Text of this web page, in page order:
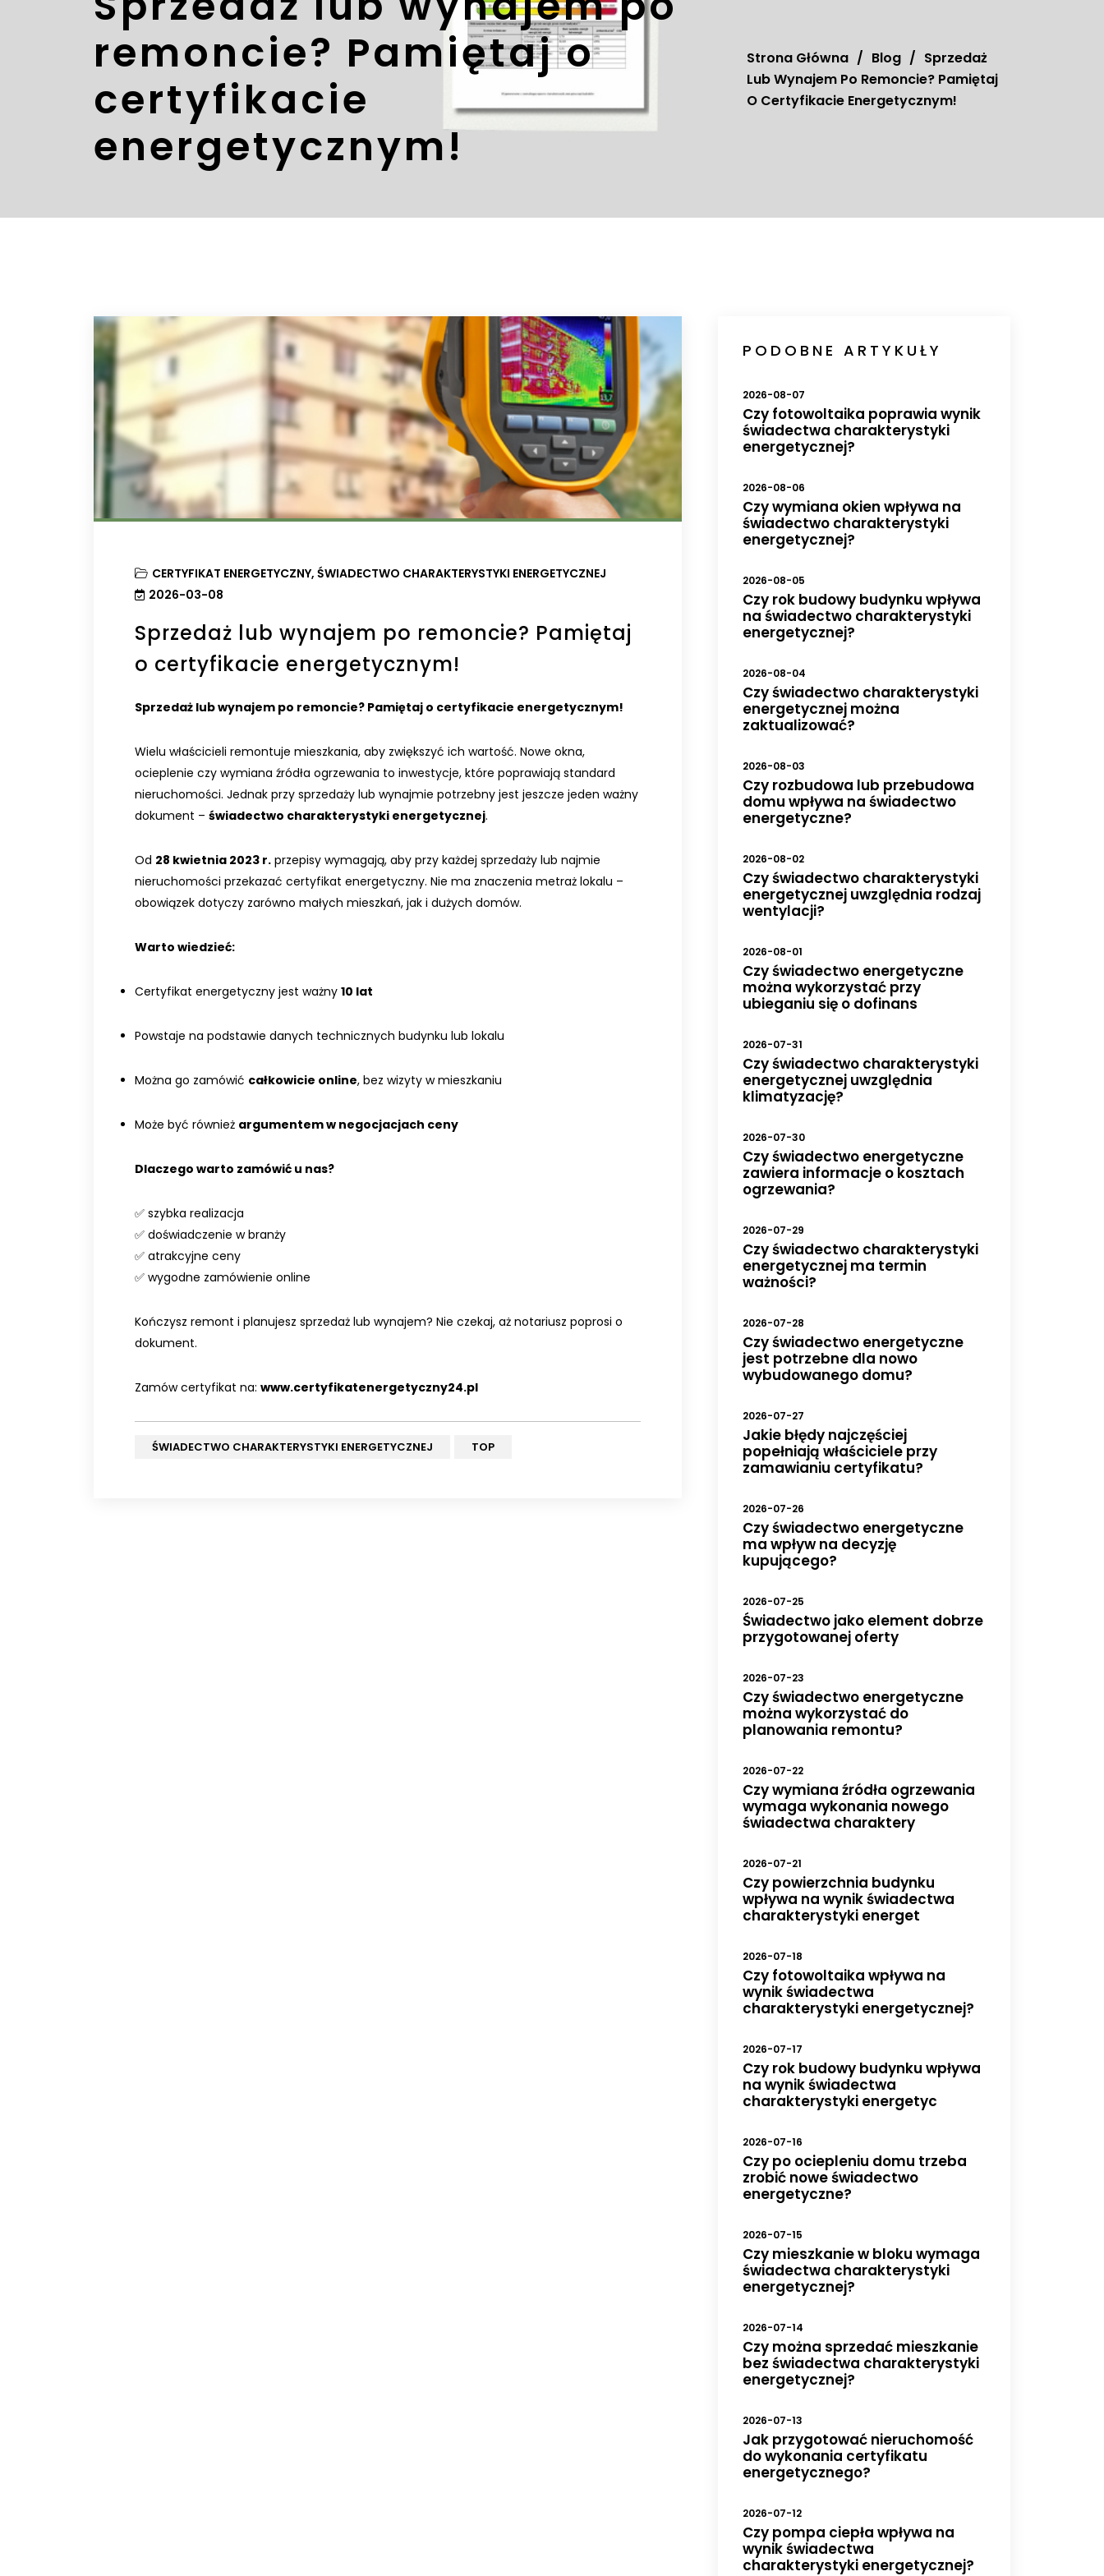
remoncie? Pamiętaj o
certyfikacie
energetycznym!
Strona Główna / Blog / Sprzedaż
Lub Wynajem Po Remoncie? Pamiętaj
O Certyfikacie Energetycznym!
CERTYFIKAT ENERGETYCZNY, ŚWIADECTWO CHARAKTERYSTYKI ENERGETYCZNEJ
2026-03-08
Sprzedaż lub wynajem po remoncie? Pamiętaj
o certyfikacie energetycznym!
Sprzedaż lub wynajem po remoncie? Pamiętaj o certyfikacie energetycznym!
Wielu właścicieli remontuje mieszkania, aby zwiększyć ich wartość. Nowe okna,
ocieplenie czy wymiana źródła ogrzewania to inwestycje, które poprawiają standard
nieruchomości. Jednak przy sprzedaży lub wynajmie potrzebny jest jeszcze jeden ważny
dokument – świadectwo charakterystyki energetycznej.
Od 28 kwietnia 2023 r. przepisy wymagają, aby przy każdej sprzedaży lub najmie
nieruchomości przekazać certyfikat energetyczny. Nie ma znaczenia metraż lokalu –
obowiązek dotyczy zarówno małych mieszkań, jak i dużych domów.
Warto wiedzieć:
Certyfikat energetyczny jest ważny 10 lat
Powstaje na podstawie danych technicznych budynku lub lokalu
Można go zamówić całkowicie online, bez wizyty w mieszkaniu
Może być również argumentem w negocjacjach ceny
Dlaczego warto zamówić u nas?
✅ szybka realizacja
✅ doświadczenie w branży
✅ atrakcyjne ceny
✅ wygodne zamówienie online
Kończysz remont i planujesz sprzedaż lub wynajem? Nie czekaj, aż notariusz poprosi o
dokument.
Zamów certyfikat na: www.certyfikatenergetyczny24.pl
ŚWIADECTWO CHARAKTERYSTYKI ENERGETYCZNEJ TOP
PODOBNE ARTYKUŁY
2026-08-07
Czy fotowoltaika poprawia wynik
świadectwa charakterystyki
energetycznej?
2026-08-06
Czy wymiana okien wpływa na
świadectwo charakterystyki
energetycznej?
2026-08-05
Czy rok budowy budynku wpływa
na świadectwo charakterystyki
energetycznej?
2026-08-04
Czy świadectwo charakterystyki
energetycznej można
zaktualizować?
2026-08-03
Czy rozbudowa lub przebudowa
domu wpływa na świadectwo
energetyczne?
2026-08-02
Czy świadectwo charakterystyki
energetycznej uwzględnia rodzaj
wentylacji?
2026-08-01
Czy świadectwo energetyczne
można wykorzystać przy
ubieganiu się o dofinans
2026-07-31
Czy świadectwo charakterystyki
energetycznej uwzględnia
klimatyzację?
2026-07-30
Czy świadectwo energetyczne
zawiera informacje o kosztach
ogrzewania?
2026-07-29
Czy świadectwo charakterystyki
energetycznej ma termin
ważności?
2026-07-28
Czy świadectwo energetyczne
jest potrzebne dla nowo
wybudowanego domu?
2026-07-27
Jakie błędy najczęściej
popełniają właściciele przy
zamawianiu certyfikatu?
2026-07-26
Czy świadectwo energetyczne
ma wpływ na decyzję
kupującego?
2026-07-25
Świadectwo jako element dobrze
przygotowanej oferty
2026-07-23
Czy świadectwo energetyczne
można wykorzystać do
planowania remontu?
2026-07-22
Czy wymiana źródła ogrzewania
wymaga wykonania nowego
świadectwa charaktery
2026-07-21
Czy powierzchnia budynku
wpływa na wynik świadectwa
charakterystyki energet
2026-07-18
Czy fotowoltaika wpływa na
wynik świadectwa
charakterystyki energetycznej?
2026-07-17
Czy rok budowy budynku wpływa
na wynik świadectwa
charakterystyki energetyc
2026-07-16
Czy po ociepleniu domu trzeba
zrobić nowe świadectwo
energetyczne?
2026-07-15
Czy mieszkanie w bloku wymaga
świadectwa charakterystyki
energetycznej?
2026-07-14
Czy można sprzedać mieszkanie
bez świadectwa charakterystyki
energetycznej?
2026-07-13
Jak przygotować nieruchomość
do wykonania certyfikatu
energetycznego?
2026-07-12
Czy pompa ciepła wpływa na
wynik świadectwa
charakterystyki energetycznej?